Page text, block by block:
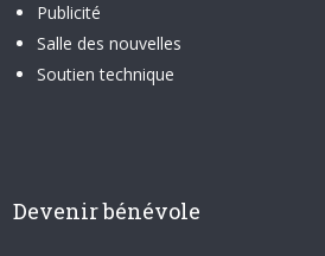
Publicité
Salle des nouvelles
Soutien technique
Devenir bénévole